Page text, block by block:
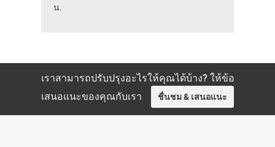
น.
เราสามารถปรับปรุงอะไรให้คุณได้บ้าง? ให้ข้อ
เสนอแนะของคุณกับเรา
ชื่นชม & เสนอแนะ